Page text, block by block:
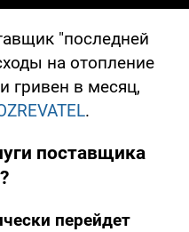
"последней
на отопление
гривен в месяц,
.
поставщика
перейдет